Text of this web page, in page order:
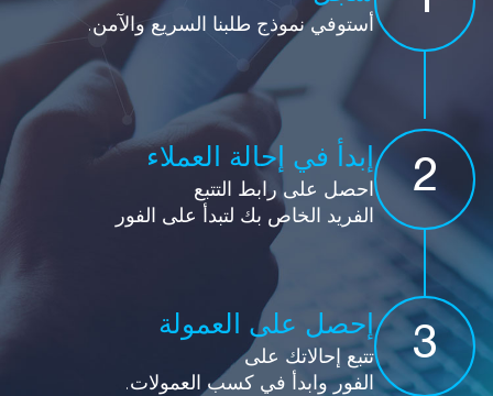
أستوفي نموذج طلبنا السريع والآمن.
2 إبدأ في إحالة العملاء
احصل على رابط التتبع
الفريد الخاص بك لتبدأ على الفور
3 إحصل على العمولة
تتبع إحالاتك على
الفور وابدأ في كسب العمولات.